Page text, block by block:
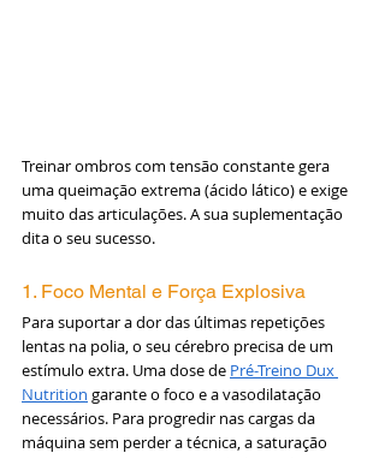
Treinar ombros com tensão constante gera
uma queimação extrema (ácido lático) e exige
muito das articulações. A sua suplementação
dita o seu sucesso.
1. Foco Mental e Força Explosiva
Para suportar a dor das últimas repetições
lentas na polia, o seu cérebro precisa de um
estímulo extra. Uma dose de Pré-Treino Dux
Nutrition garante o foco e a vasodilatação
necessários. Para progredir nas cargas da
máquina sem perder a técnica, a saturação